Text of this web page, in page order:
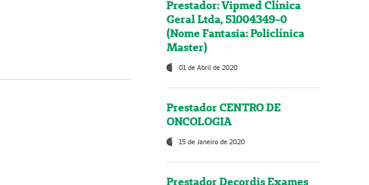
Prestador: Vipmed Clínica
Geral Ltda, 51004349-0
(Nome Fantasia: Policlínica
Master)
01 de Abril de 2020
Prestador CENTRO DE
ONCOLOGIA
15 de Janeiro de 2020
Prestador Decordis Exames